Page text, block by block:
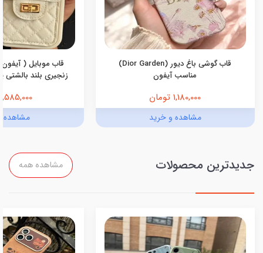
قاب گوشی باغ دیور (Dior Garden)
مناسب آیفون
1,180,000 تومان
مشاهده و خرید
قاب موبایل (
زنجیری بلند بالشتی
1,585,000 تومان
مشاهده
جدیدترین محصولات مشاهده همه